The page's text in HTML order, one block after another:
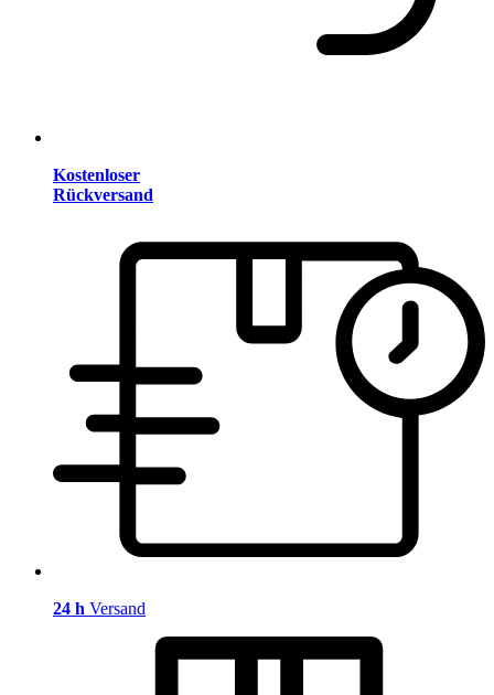
Kostenloser
Rückversand
24 h Versand